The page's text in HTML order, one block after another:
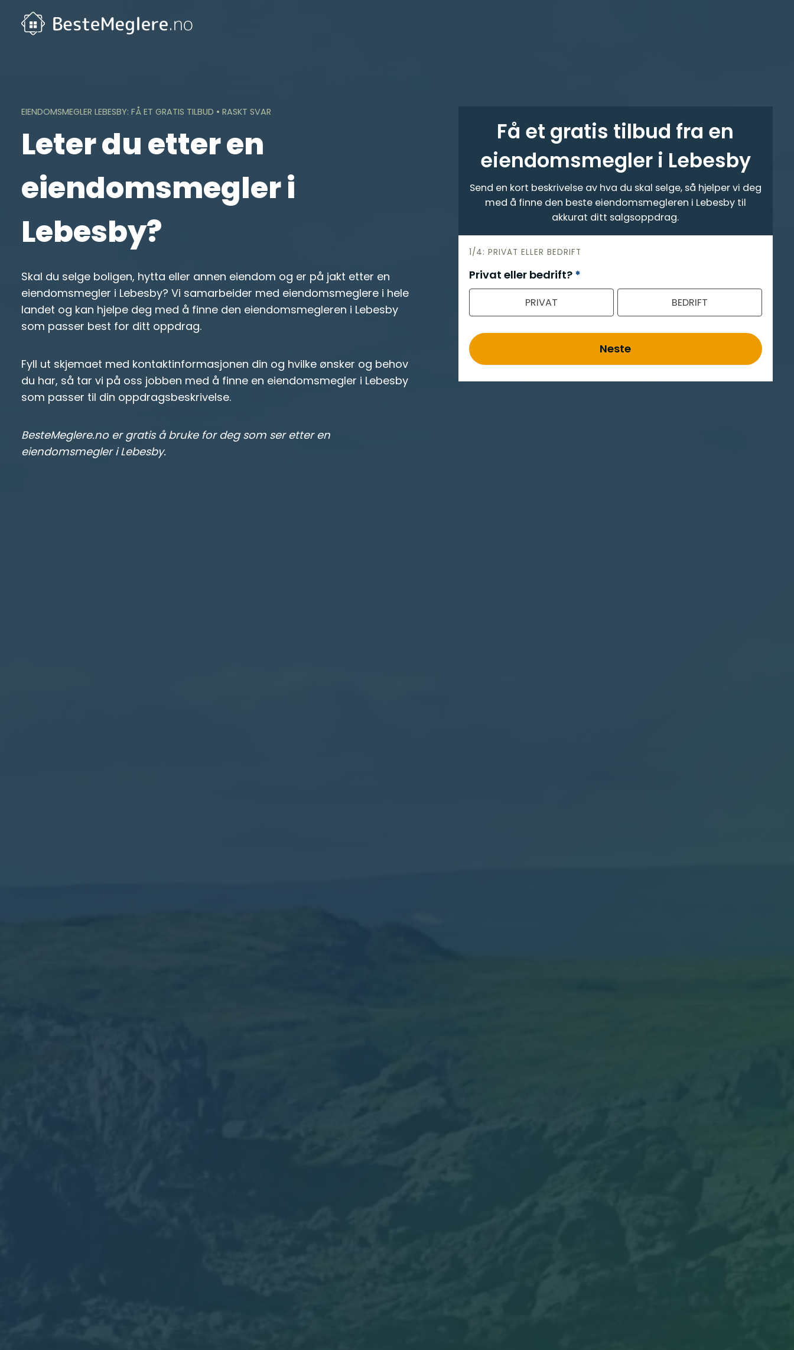
content
EIENDOMSMEGLER LEBESBY: FÅ ET GRATIS TILBUD • RASKT SVAR
Leter du etter en
eiendomsmegler i
Lebesby?
Skal du selge boligen, hytta eller annen eiendom og er på jakt etter en
eiendomsmegler i Lebesby? Vi samarbeider med eiendomsmeglere i hele
landet og kan hjelpe deg med å finne den eiendomsmegleren i Lebesby
som passer best for ditt oppdrag.
Fyll ut skjemaet med kontaktinformasjonen din og hvilke ønsker og behov
du har, så tar vi på oss jobben med å finne en eiendomsmegler i Lebesby
som passer til din oppdragsbeskrivelse.
BesteMeglere.no er gratis å bruke for deg som ser etter en
eiendomsmegler i Lebesby.
Få et gratis tilbud fra en
eiendomsmegler i Lebesby
Send en kort beskrivelse av hva du skal selge, så hjelper vi deg
med å finne den beste eiendomsmegleren i Lebesby til
akkurat ditt salgsoppdrag.
h
e
r
1/4: PRIVAT ELLER BEDRIFT
Privat eller bedrift? *
PRIVAT BEDRIFT
Neste